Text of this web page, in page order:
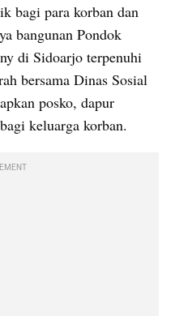
bagi para korban dan
bangunan Pondok
di Sidoarjo terpenuhi
bersama Dinas Sosial
posko, dapur
keluarga korban.